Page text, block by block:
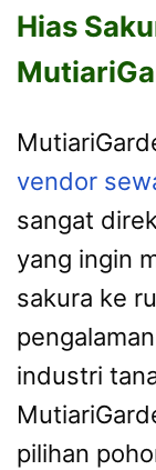
Hias
vendor
sangat
yang ingin
sakura ke
industri
pilihan